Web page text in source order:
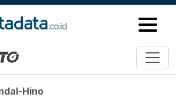
Hino